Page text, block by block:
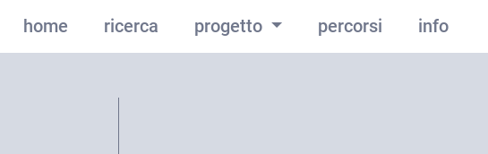
home ricerca progetto percorsi info